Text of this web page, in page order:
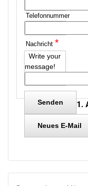
Telefonnummer
Nachricht *
Write your
message!
1.